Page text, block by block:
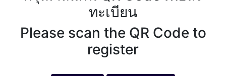
ทะเบียน
Please scan the QR Code to
register